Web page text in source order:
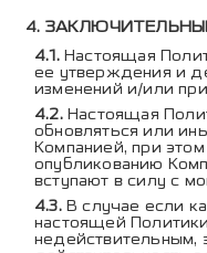
Настоящая
ее утверждения и
изменений и/или
Настоящая
обновляться или
Компанией, при
опубликованию
вступают в силу с
В случае если
настоящей
недействительным,